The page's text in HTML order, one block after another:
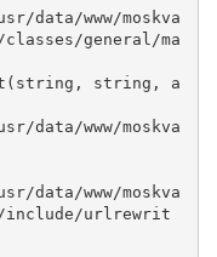
general/ma
string, a
include/urlrewrit